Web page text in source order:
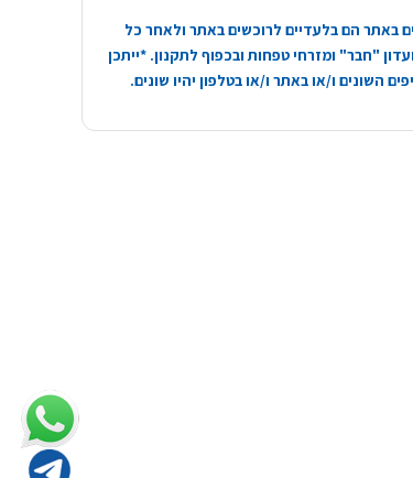
באתר הם בלעדיים לרוכשים באתר ולאחר כל
"חבר" ומזרחי טפחות ובכפוף לתקנון. *ייתכן
השונים ו/או באתר ו/או בטלפון יהיו שונים.